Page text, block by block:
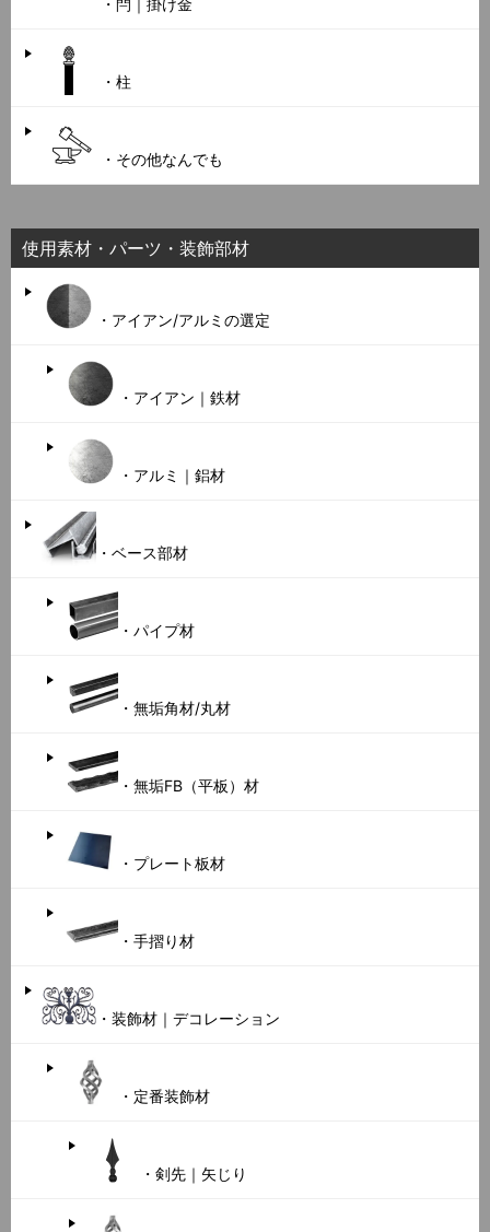
・閂｜掛け金
・柱
・その他なんでも
使用素材・パーツ・装飾部材
・アイアン/アルミの選定
・アイアン｜鉄材
・アルミ｜鋁材
・ベース部材
・パイプ材
・無垢角材/丸材
・無垢FB（平板）材
・プレート板材
・手摺り材
・装飾材｜デコレーション
・定番装飾材
・剣先｜矢じり